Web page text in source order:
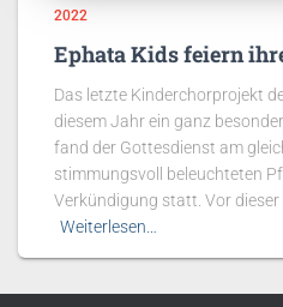
2022
Ephata Kids feiern
Das letzte Kinderchorprojekt
diesem Jahr ein ganz
fand der Gottesdienst am
stimmungsvoll beleuchteten
Verkündigung statt. Vor
Weiterlesen…